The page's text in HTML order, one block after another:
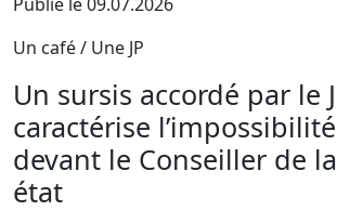
Un café / Une JP
Un sursis accordé par le
caractérise
devant le Conseiller de
état